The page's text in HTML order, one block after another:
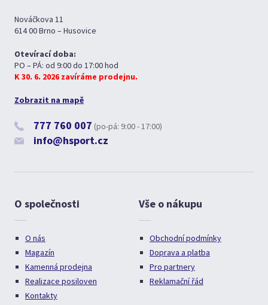
Nováčkova 11
614 00 Brno – Husovice
Otevírací doba:
PO – PÁ: od 9:00 do 17:00 hod
K 30. 6. 2026 zavíráme prodejnu.
Zobrazit na mapě
777 760 007 (po-pá: 9:00 - 17:00)
info@hsport.cz
O společnosti
O nás
Magazín
Kamenná prodejna
Realizace posiloven
Kontakty
Vše o nákupu
Obchodní podmínky
Doprava a platba
Pro partnery
Reklamační řád